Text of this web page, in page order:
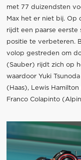
met 77 duizendsten
Max het er niet bij. Op
rijdt een paarse eerste
positie te verbeteren.
volop gestreden om
(Sauber) rijdt zich op
waardoor Yuki
(Haas), Lewis
Franco Colapinto